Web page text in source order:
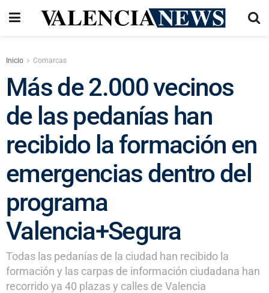
Inicio Comarcas
Más de 2.000 vecinos
de las pedanías han
recibido la formación en
emergencias dentro del
programa
Valencia+Segura
Todas las pedanías de la ciudad han recibido la
formación y las carpas de información ciudadana han
recorrido ya 40 plazas y calles de Valencia